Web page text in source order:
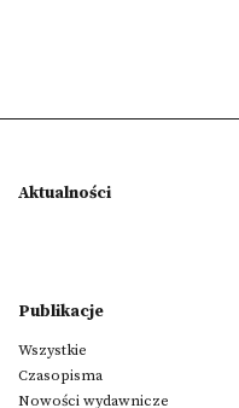
Aktualności
Publikacje
Wszystkie
Czasopisma
Nowości wydawnicze